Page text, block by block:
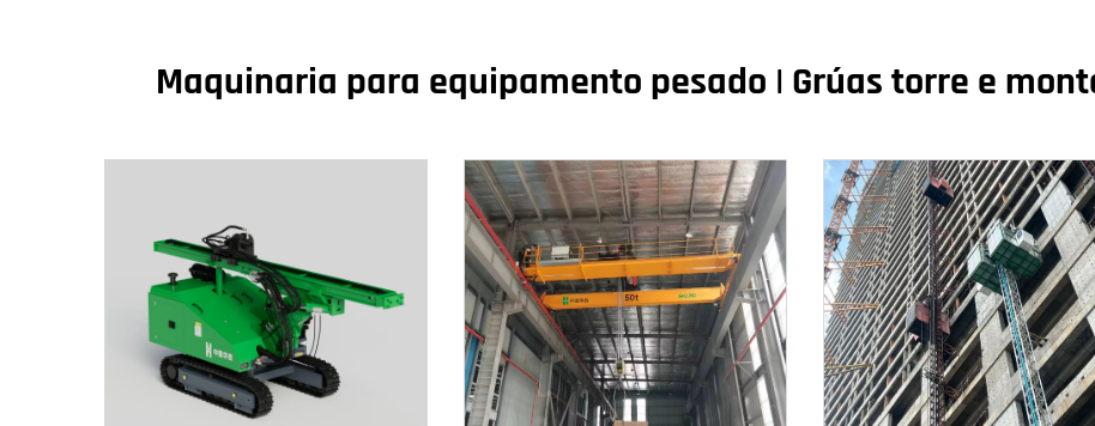
Maquinaria para equipamento pesado | Grúas torre e